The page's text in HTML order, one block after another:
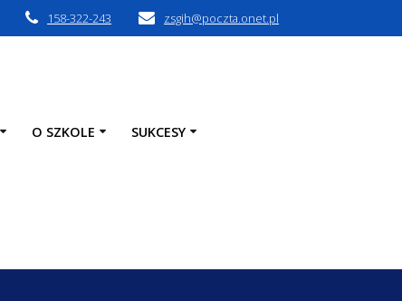
158-322-243 zsgih@poczta.onet.pl
O SZKOLE SUKCESY